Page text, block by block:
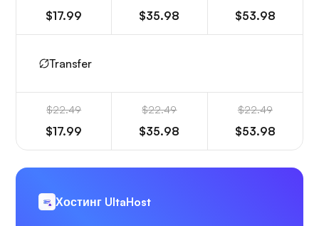
$17.99 $35.98 $53.98
Transfer
$22.49
$17.99
$22.49
$35.98
$22.49
$53.98
Хостинг UltaHost